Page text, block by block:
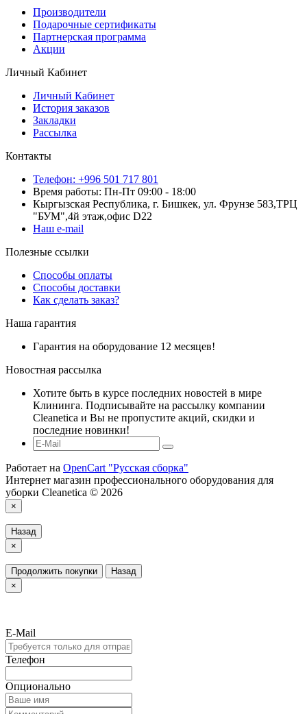
Производители
Подарочные сертификаты
Партнерская программа
Акции
Личный Кабинет
Личный Кабинет
История заказов
Закладки
Рассылка
Контакты
Телефон: +996 501 717 801
Время работы: Пн-Пт 09:00 - 18:00
Кыргызская Республика, г. Бишкек, ул. Фрунзе 583,ТРЦ
"БУМ",4й этаж,офис D22
Наш e-mail
Полезные ссылки
Способы оплаты
Способы доставки
Как сделать заказ?
Наша гарантия
Гарантия на оборудование 12 месяцев!
Новостная рассылка
Хотите быть в курсе последних новостей в мире
Клининга. Подписывайте на рассылку компании
Cleanetica и Вы не пропустите акций, скидки и
последние новинки!
Работает на OpenCart "Русская сборка"
Интернет магазин профессионального оборудования для
уборки Cleanetica © 2026
×
Назад
×
Продолжить покупки
Назад
×
E-Mail
Телефон
Опционально